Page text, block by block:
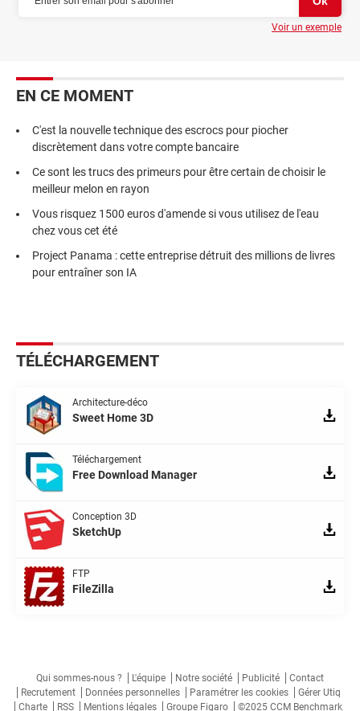
Voir un exemple
EN CE MOMENT
C'est la nouvelle technique des escrocs pour piocher
discrètement dans votre compte bancaire
Ce sont les trucs des primeurs pour être certain de choisir le
meilleur melon en rayon
Vous risquez 1500 euros d'amende si vous utilisez de l'eau
chez vous cet été
Project Panama : cette entreprise détruit des millions de livres
pour entraîner son IA
TÉLÉCHARGEMENT
Architecture-déco
Sweet Home 3D
Téléchargement
Free Download Manager
Conception 3D
SketchUp
FTP
FileZilla
Qui sommes-nous ? L'équipe Notre société Publicité
Contact
Recrutement
Données personnelles Paramétrer les cookies
Gérer Utiq
Charte
RSS Mentions légales Groupe Figaro ©2025 CCM Benchmark